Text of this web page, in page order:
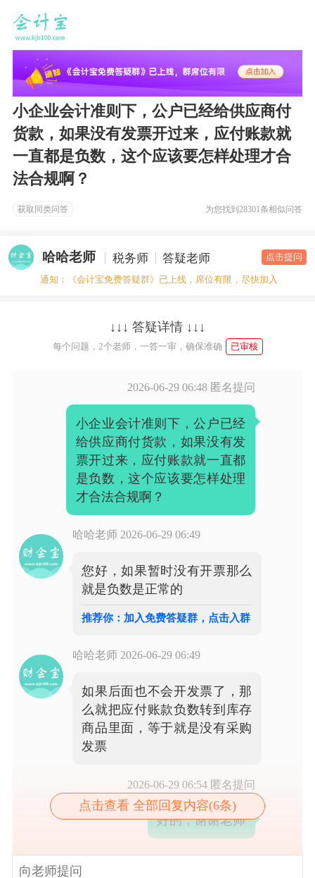
小企业会计准则下，公户已经给供应商付
货款，如果没有发票开过来，应付账款就
一直都是负数，这个应该要怎样处理才合
法合规啊？
获取同类问答 为您找到28301条相似问答
哈哈老师 税务师 答疑老师 点击提问
通知：《会计宝免费答疑群》已上线，席位有限，尽快加入
↓↓↓ 答疑详情 ↓↓↓
每个问题，2个老师，一答一审，确保准确 已审核
2026-06-29 06:48 匿名提问
小企业会计准则下，公户已经
给供应商付货款，如果没有发
票开过来，应付账款就一直都
是负数，这个应该要怎样处理
才合法合规啊？
哈哈老师 2026-06-29 06:49
您好，如果暂时没有开票那么
就是负数是正常的
推荐你：加入免费答疑群，点击入群
哈哈老师 2026-06-29 06:49
如果后面也不会开发票了，那
么就把应付账款负数转到库存
商品里面，等于就是没有采购
发票
2026-06-29 06:54 匿名提问
好的，谢谢老师
点击查看 全部回复内容(6条)